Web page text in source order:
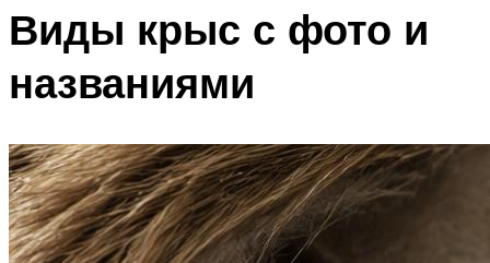
Виды крыс с фото и
названиями